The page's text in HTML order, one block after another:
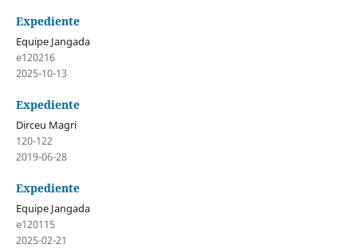
Expediente
Equipe Jangada
e120216
2025-10-13
Expediente
Dirceu Magri
120-122
2019-06-28
Expediente
Equipe Jangada
e120115
2025-02-21